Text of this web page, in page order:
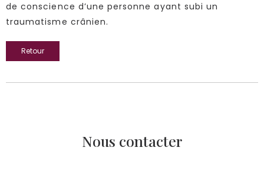
de conscience d’une personne ayant subi un
traumatisme crânien.
Retour
Nous contacter